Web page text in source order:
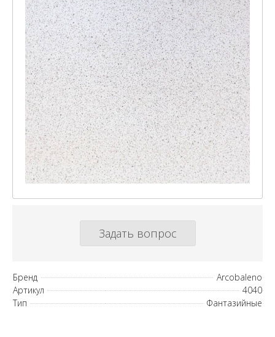
Задать вопрос
Бренд
Arcobaleno
Артикул
4040
Тип
Фантазийные